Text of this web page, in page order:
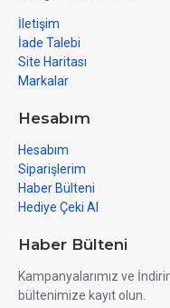
İletişim
İade Talebi
Site Haritası
Markalar
Hesabım
Hesabım
Siparişlerim
Haber Bülteni
Hediye Çeki Al
Haber Bülteni
Kampanyalarımız ve
bültenimize kayıt olun.